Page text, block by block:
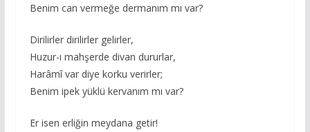
Benim can vermeğe dermanım mı var?
Dirilirler dirilirler gelirler,
Huzur-ı mahşerde divan dururlar,
Harâmî var diye korku verirler;
Benim ipek yüklü kervanım mı var?
Er isen erliğin meydana getir!